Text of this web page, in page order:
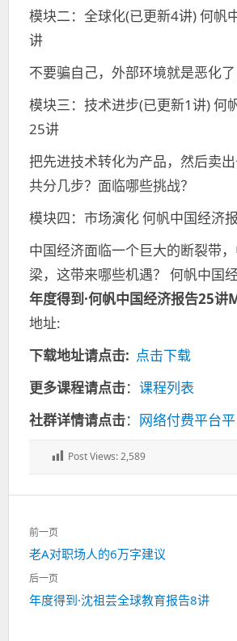
模块二：全球化(已更新4讲) 何帆
讲
不要骗自己，外部环境就是恶化了
模块三：技术进步(已更新1讲) 何
25讲
把先进技术转化为产品，然后卖
共分几步？面临哪些挑战？
模块四：市场演化 何帆中国经济
中国经济面临一个巨大的断裂带
梁，这带来哪些机遇？ 何帆中国
年度得到·何帆中国经济报告25讲
地址:
下载地址请点击: 点击下载
更多课程请点击： 课程列表
社群详情请点击： 网络付费平台
Post Views:2,589
文
章
导
航
前一页
上
一
老A对职场人的6万字建议
后一页
下
年度得到·沈祖芸全球教育报告8讲